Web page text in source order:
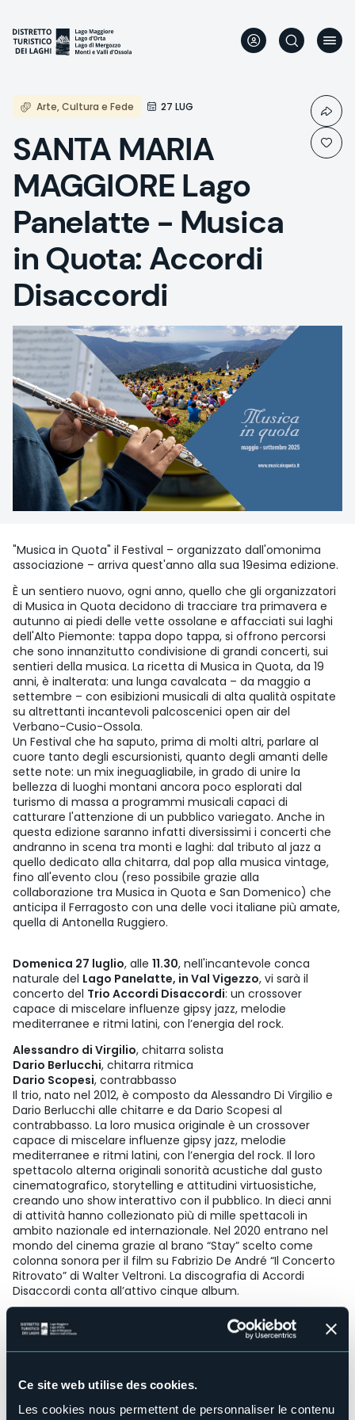
Ce site web utilise des cookies.
Les cookies nous permettent de personnaliser le contenu
contenu
principal
Arte, Cultura e Fede 27 LUG
SANTA MARIA
MAGGIORE Lago
Panelatte - Musica
in Quota: Accordi
Disaccordi
"Musica in Quota" il Festival – organizzato dall'omonima
associazione – arriva quest'anno alla sua 19esima edizione.
È un sentiero nuovo, ogni anno, quello che gli organizzatori
di Musica in Quota decidono di tracciare tra primavera e
autunno ai piedi delle vette ossolane e affacciati sui laghi
dell'Alto Piemonte: tappa dopo tappa, si offrono percorsi
che sono innanzitutto condivisione di grandi concerti, sui
sentieri della musica. La ricetta di Musica in Quota, da 19
anni, è inalterata: una lunga cavalcata – da maggio a
settembre – con esibizioni musicali di alta qualità ospitate
su altrettanti incantevoli palcoscenici open air del
Verbano-Cusio-Ossola.
Un Festival che ha saputo, prima di molti altri, parlare al
cuore tanto degli escursionisti, quanto degli amanti delle
sette note: un mix ineguagliabile, in grado di unire la
bellezza di luoghi montani ancora poco esplorati dal
turismo di massa a programmi musicali capaci di
catturare l'attenzione di un pubblico variegato. Anche in
questa edizione saranno infatti diversissimi i concerti che
andranno in scena tra monti e laghi: dal tributo al jazz a
quello dedicato alla chitarra, dal pop alla musica vintage,
fino all'evento clou (reso possibile grazie alla
collaborazione tra Musica in Quota e San Domenico) che
anticipa il Ferragosto con una delle voci italiane più amate,
quella di Antonella Ruggiero.
Domenica 27 luglio, alle 11.30, nell'incantevole conca
naturale del Lago Panelatte, in Val Vigezzo, vi sarà il
concerto del Trio Accordi Disaccordi: un crossover
capace di miscelare influenze gipsy jazz, melodie
mediterranee e ritmi latini, con l’energia del rock.
Alessandro di Virgilio, chitarra solista
Dario Berlucchi, chitarra ritmica
Dario Scopesi, contrabbasso
Il trio, nato nel 2012, è composto da Alessandro Di Virgilio e
Dario Berlucchi alle chitarre e da Dario Scopesi al
contrabbasso. La loro musica originale è un crossover
capace di miscelare influenze gipsy jazz, melodie
mediterranee e ritmi latini, con l’energia del rock. Il loro
spettacolo alterna originali sonorità acustiche dal gusto
cinematografico, storytelling e attitudini virtuosistiche,
creando uno show interattivo con il pubblico. In dieci anni
di attività hanno collezionato più di mille spettacoli in
ambito nazionale ed internazionale. Nel 2020 entrano nel
mondo del cinema grazie al brano “Stay” scelto come
colonna sonora per il film su Fabrizio De André “Il Concerto
Ritrovato” di Walter Veltroni. La discografia di Accordi
Disaccordi conta all’attivo cinque album.
e belle mulattiere di questo territorio. Non presenta
difficoltà di particolare rilevanza, ma il dislivello è